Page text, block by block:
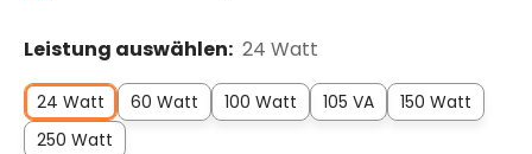
Leistung auswählen: 24 Watt
24 Watt 60 Watt 100 Watt 105 VA
150 Watt
250 Watt